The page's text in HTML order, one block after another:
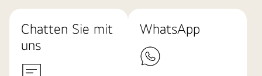
Chatten Sie mit
uns
WhatsApp